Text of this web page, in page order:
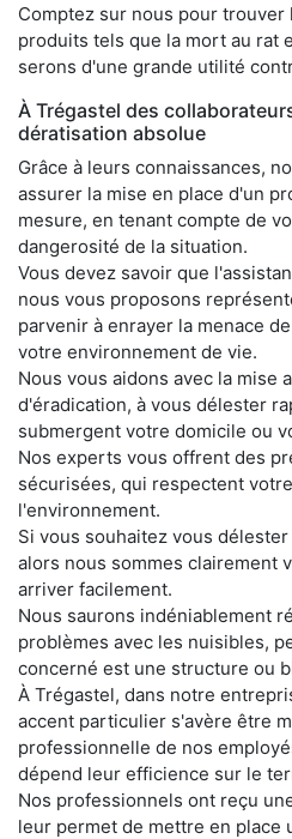
Comptez sur nous pour
produits tels que la mort au rat
serons d'une grande utilité
À Trégastel des
dératisation absolue
Grâce à leurs connaissances,
assurer la mise en place d'un
mesure, en tenant compte de
dangerosité de la situation.
Vous devez savoir que
nous vous proposons
parvenir à enrayer la menace
votre environnement de vie.
Nous vous aidons avec la mise
d'éradication, à vous délester
submergent votre domicile ou
Nos experts vous offrent des
sécurisées, qui respectent
l'environnement.
Si vous souhaitez vous
alors nous sommes clairement
arriver facilement.
Nous saurons indéniablement
problèmes avec les nuisibles,
concerné est une structure ou
À Trégastel, dans notre
accent particulier s'avère être
professionnelle de nos
dépend leur efficience sur le
Nos professionnels ont reçu
leur permet de mettre en place